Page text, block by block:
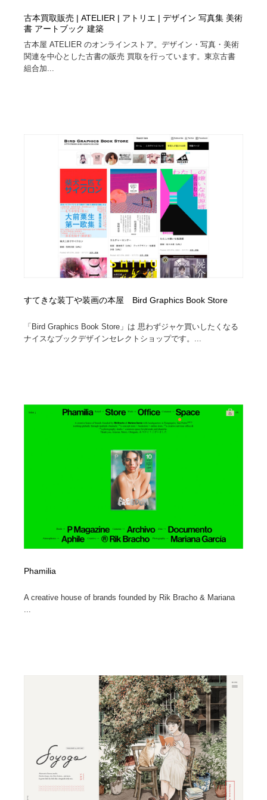
古本買取販売 | ATELIER | アトリエ | デザイン 写真集 美術
書 アートブック 建築
古本屋 ATELIER のオンラインストア。デザイン・写真・美術
関連を中心とした古書の販売 買取を行っています。東京古書
組合加...
すてきな装丁や装画の本屋 Bird Graphics Book Store
「Bird Graphics Book Store」は 思わずジャケ買いしたくなる
ナイスなブックデザインセレクトショップです。...
Phamilia
A creative house of brands founded by Rik Bracho & Mariana
...